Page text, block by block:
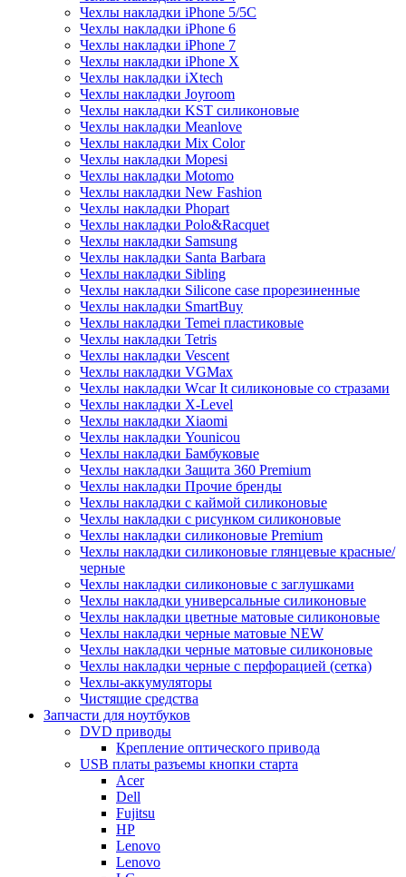
Чехлы накладки iPhone 5/5С
Чехлы накладки iPhone 6
Чехлы накладки iPhone 7
Чехлы накладки iPhone X
Чехлы накладки iXtech
Чехлы накладки Joyroom
Чехлы накладки KST силиконовые
Чехлы накладки Meanlove
Чехлы накладки Mix Color
Чехлы накладки Mopesi
Чехлы накладки Motomo
Чехлы накладки New Fashion
Чехлы накладки Phopart
Чехлы накладки Polo&Racquet
Чехлы накладки Samsung
Чехлы накладки Santa Barbara
Чехлы накладки Sibling
Чехлы накладки Silicone case прорезиненные
Чехлы накладки SmartBuy
Чехлы накладки Temei пластиковые
Чехлы накладки Tetris
Чехлы накладки Vescent
Чехлы накладки VGMax
Чехлы накладки Wcar It силиконовые со стразами
Чехлы накладки X-Level
Чехлы накладки Xiaomi
Чехлы накладки Younicou
Чехлы накладки Бамбуковые
Чехлы накладки Защита 360 Premium
Чехлы накладки Прочие бренды
Чехлы накладки с каймой силиконовые
Чехлы накладки с рисунком силиконовые
Чехлы накладки силиконовые Premium
Чехлы накладки силиконовые глянцевые красные/
черные
Чехлы накладки силиконовые с заглушками
Чехлы накладки универсальные силиконовые
Чехлы накладки цветные матовые силиконовые
Чехлы накладки черные матовые NEW
Чехлы накладки черные матовые силиконовые
Чехлы накладки черные с перфорацией (сетка)
Чехлы-аккумуляторы
Чистящие средства
Запчасти для ноутбуков
DVD приводы
Крепление оптического привода
USB платы разъемы кнопки старта
Acer
Dell
Fujitsu
HP
Lenovo
Lenovo